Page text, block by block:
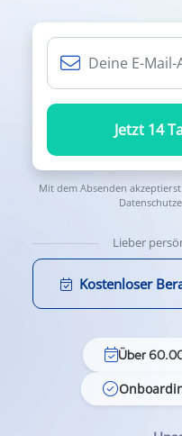
Jetzt 14
Mit dem Absenden
Lieber
Kostenloser
Über